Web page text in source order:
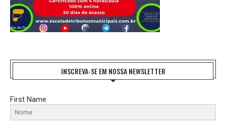
INSCREVA-SE EM NOSSA NEWSLETTER
First Name